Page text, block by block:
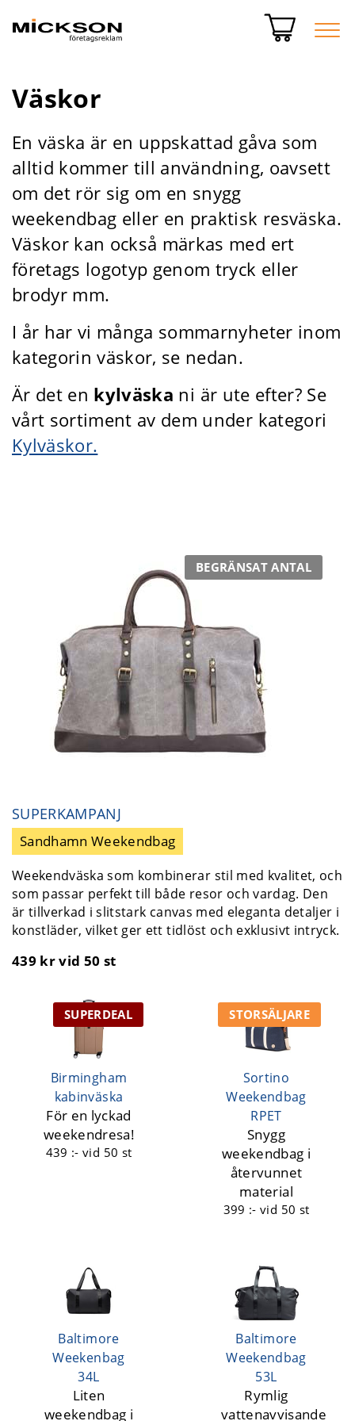
Väskor
En väska är en uppskattad gåva som
alltid kommer till användning, oavsett
om det rör sig om en snygg
weekendbag eller en praktisk resväska.
Väskor kan också märkas med ert
företags logotyp genom tryck eller
brodyr mm.
I år har vi många sommarnyheter inom
kategorin väskor, se nedan.
Är det en kylväska ni är ute efter? Se
vårt sortiment av dem under kategori
Kylväskor.
BEGRÄNSAT ANTAL
SUPERKAMPANJ
Sandhamn Weekendbag
Weekendväska som kombinerar stil med kvalitet, och
som passar perfekt till både resor och vardag. Den
är tillverkad i slitstark canvas med eleganta detaljer i
konstläder, vilket ger ett tidlöst och exklusivt intryck.
439 krvid 50 st
SUPERDEAL
Birmingham
kabinväska
För en lyckad
weekendresa!
439 :-vid 50 st
STORSÄLJARE
Sortino
Weekendbag
RPET
Snygg
weekendbag i
återvunnet
material
399 :-vid 50 st
Baltimore
Weekenbag
34L
Liten
weekendbag i
Baltimore
Weekendbag
53L
Rymlig
vattenavvisande